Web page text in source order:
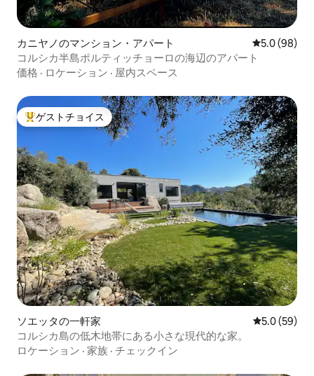
カニヤノのマンション・アパート レビュー98
5.0 (98)
コルシカ半島ポルティッチョーロの海辺のアパート
価格 · ロケーション · 屋内スペース
大好評のゲストチョイスです。
ゲストチョイス
ソエッタの一軒家 レビュー59
5.0 (59)
コルシカ島の低木地帯にある小さな現代的な家。
ロケーション · 家族 · チェックイン